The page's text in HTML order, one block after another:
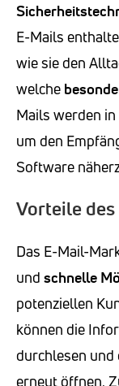
E-Mails
wie sie den
welche
Mails werden
um den
Software
Vorteile
Das E-Mail-
und schnelle
potenziellen
können die
durchlesen und
erneut öffnen.